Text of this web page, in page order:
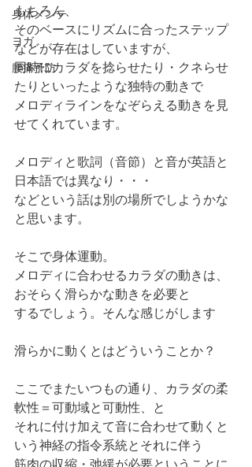
身体メンテ
ヨガ
腰痛予防
もちろん、
そのベースにリズムに合ったステップ
などが存在はしていますが、
同時にカラダを捻らせたり・クネらせ
たりといったような独特の動きで
メロディラインをなぞらえる動きを見
せてくれています。
メロディと歌詞（音節）と音が英語と
日本語では異なり・・・
などという話は別の場所でしようかな
と思います。
そこで身体運動。
メロディに合わせるカラダの動きは、
おそらく滑らかな動きを必要と
するでしょう。そんな感じがします
滑らかに動くとはどういうことか？
ここでまたいつもの通り、カラダの柔
軟性＝可動域と可動性、と
それに付け加えて音に合わせて動くと
いう神経の指令系統とそれに伴う
筋肉の収縮・弛緩が必要ということに